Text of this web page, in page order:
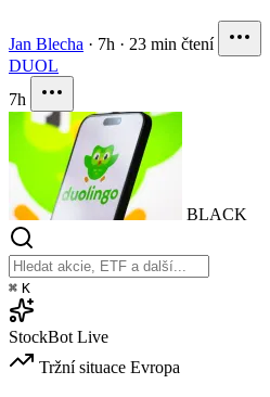
Jan Blecha · 7h · 23 min čtení
DUOL
7h
BLACK
⌘ K
StockBot Live
Tržní situace Evropa